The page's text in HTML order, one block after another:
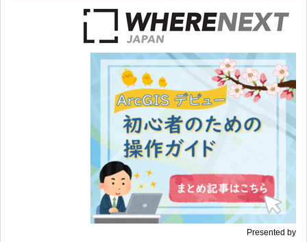
Presented by